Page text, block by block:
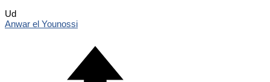
Ud
Anwar el Younossi